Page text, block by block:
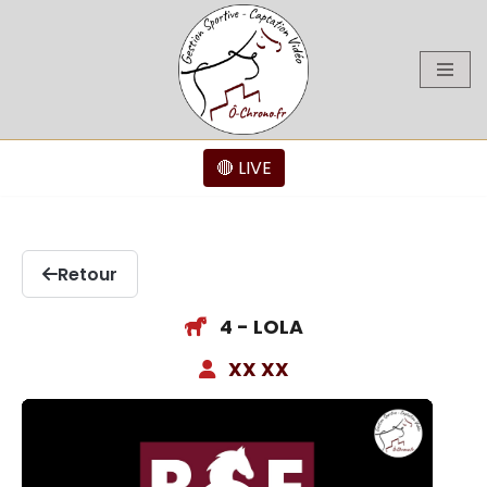
🔴 LIVE
Retour
4 - LOLA
XX XX